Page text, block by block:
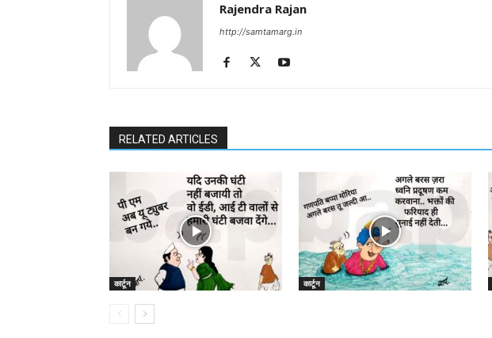
Rajendra Rajan
http://samtamarg.in
RELATED ARTICLES
कार्टून कार्टून